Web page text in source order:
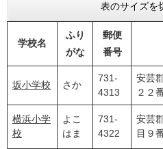
表のサイズを
学校名
ふり
がな
郵便
番号
坂小学校 さか
731-
4313
安芸
２２
横浜小学
校
よこ
はま
731-
4322
安芸
目９